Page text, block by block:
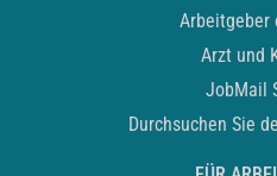
Arbeitgeber
Arzt und
JobMail
Durchsuchen Sie